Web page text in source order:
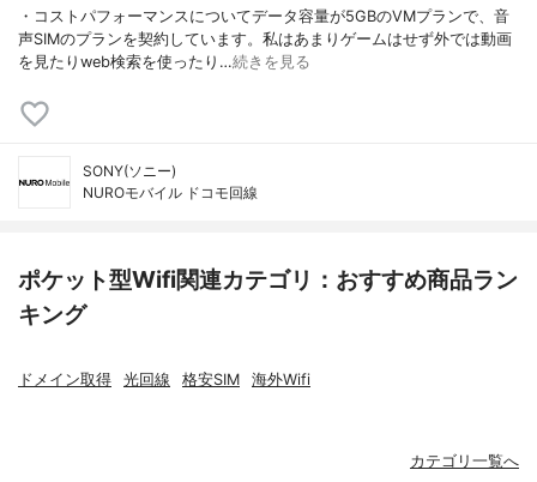
・コストパフォーマンスについてデータ容量が5GBのVMプランで、音
声SIMのプランを契約しています。私はあまりゲームはせず外では動画
を見たりweb検索を使ったり…続きを見る
SONY(ソニー)
NUROモバイル ドコモ回線
ポケット型Wifi関連カテゴリ：おすすめ商品ラン
キング
ドメイン取得 光回線 格安SIM 海外Wifi
カテゴリ一覧へ